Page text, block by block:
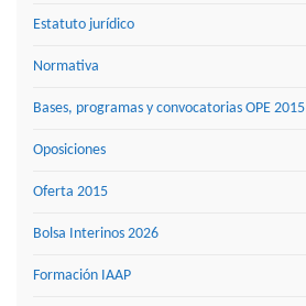
Estatuto jurídico
Normativa
Bases, programas y convocatorias OPE 2015
Oposiciones
Oferta 2015
Bolsa Interinos 2026
Formación IAAP